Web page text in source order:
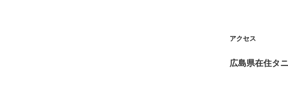
アクセス
広島県在住タ